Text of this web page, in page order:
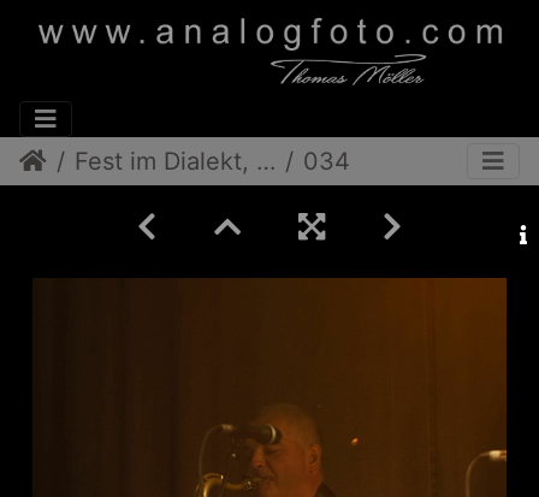
Fest im Dialekt, Ois Offn 034